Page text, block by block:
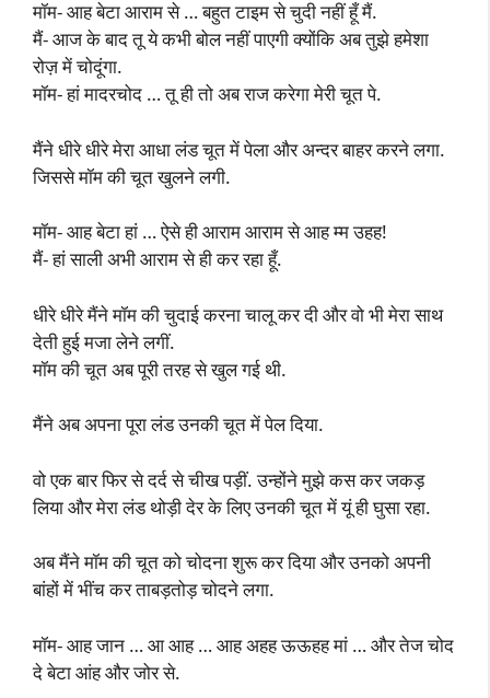
मॉम- आह बेटा आराम से … बहुत टाइम से चुदी नहीं हूँ मैं.
मैं- आज के बाद तू ये कभी बोल नहीं पाएगी क्योंकि अब तुझे हमेशा
रोज़ में चोदूंगा.
मॉम- हां मादरचोद … तू ही तो अब राज करेगा मेरी चूत पे.
मैंने धीरे धीरे मेरा आधा लंड चूत में पेला और अन्दर बाहर करने लगा.
जिससे मॉम की चूत खुलने लगी.
मॉम- आह बेटा हां … ऐसे ही आराम आराम से आह म्म उहह!
मैं- हां साली अभी आराम से ही कर रहा हूँ.
धीरे धीरे मैंने मॉम की चुदाई करना चालू कर दी और वो भी मेरा साथ
देती हुई मजा लेने लगीं.
मॉम की चूत अब पूरी तरह से खुल गई थी.
मैंने अब अपना पूरा लंड उनकी चूत में पेल दिया.
वो एक बार फिर से दर्द से चीख पड़ीं. उन्होंने मुझे कस कर जकड़
लिया और मेरा लंड थोड़ी देर के लिए उनकी चूत में यूं ही घुसा रहा.
अब मैंने मॉम की चूत को चोदना शुरू कर दिया और उनको अपनी
बांहों में भींच कर ताबड़तोड़ चोदने लगा.
मॉम- आह जान … आ आह … आह अहह ऊऊहह मां … और तेज चोद
दे बेटा आंह और जोर से.